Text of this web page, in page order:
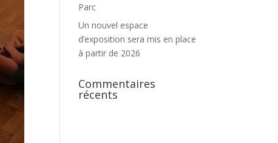
Parc
Un nouvel espace
d’exposition sera mis en place
à partir de 2026
Commentaires
récents